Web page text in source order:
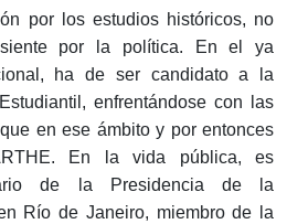
por los estudios históricos, no
por la política. En el ya
ha de ser candidato a la
enfrentándose con las
en ese ámbito y por entonces
En la vida pública, es
de la Presidencia de la
Río de Janeiro, miembro de la